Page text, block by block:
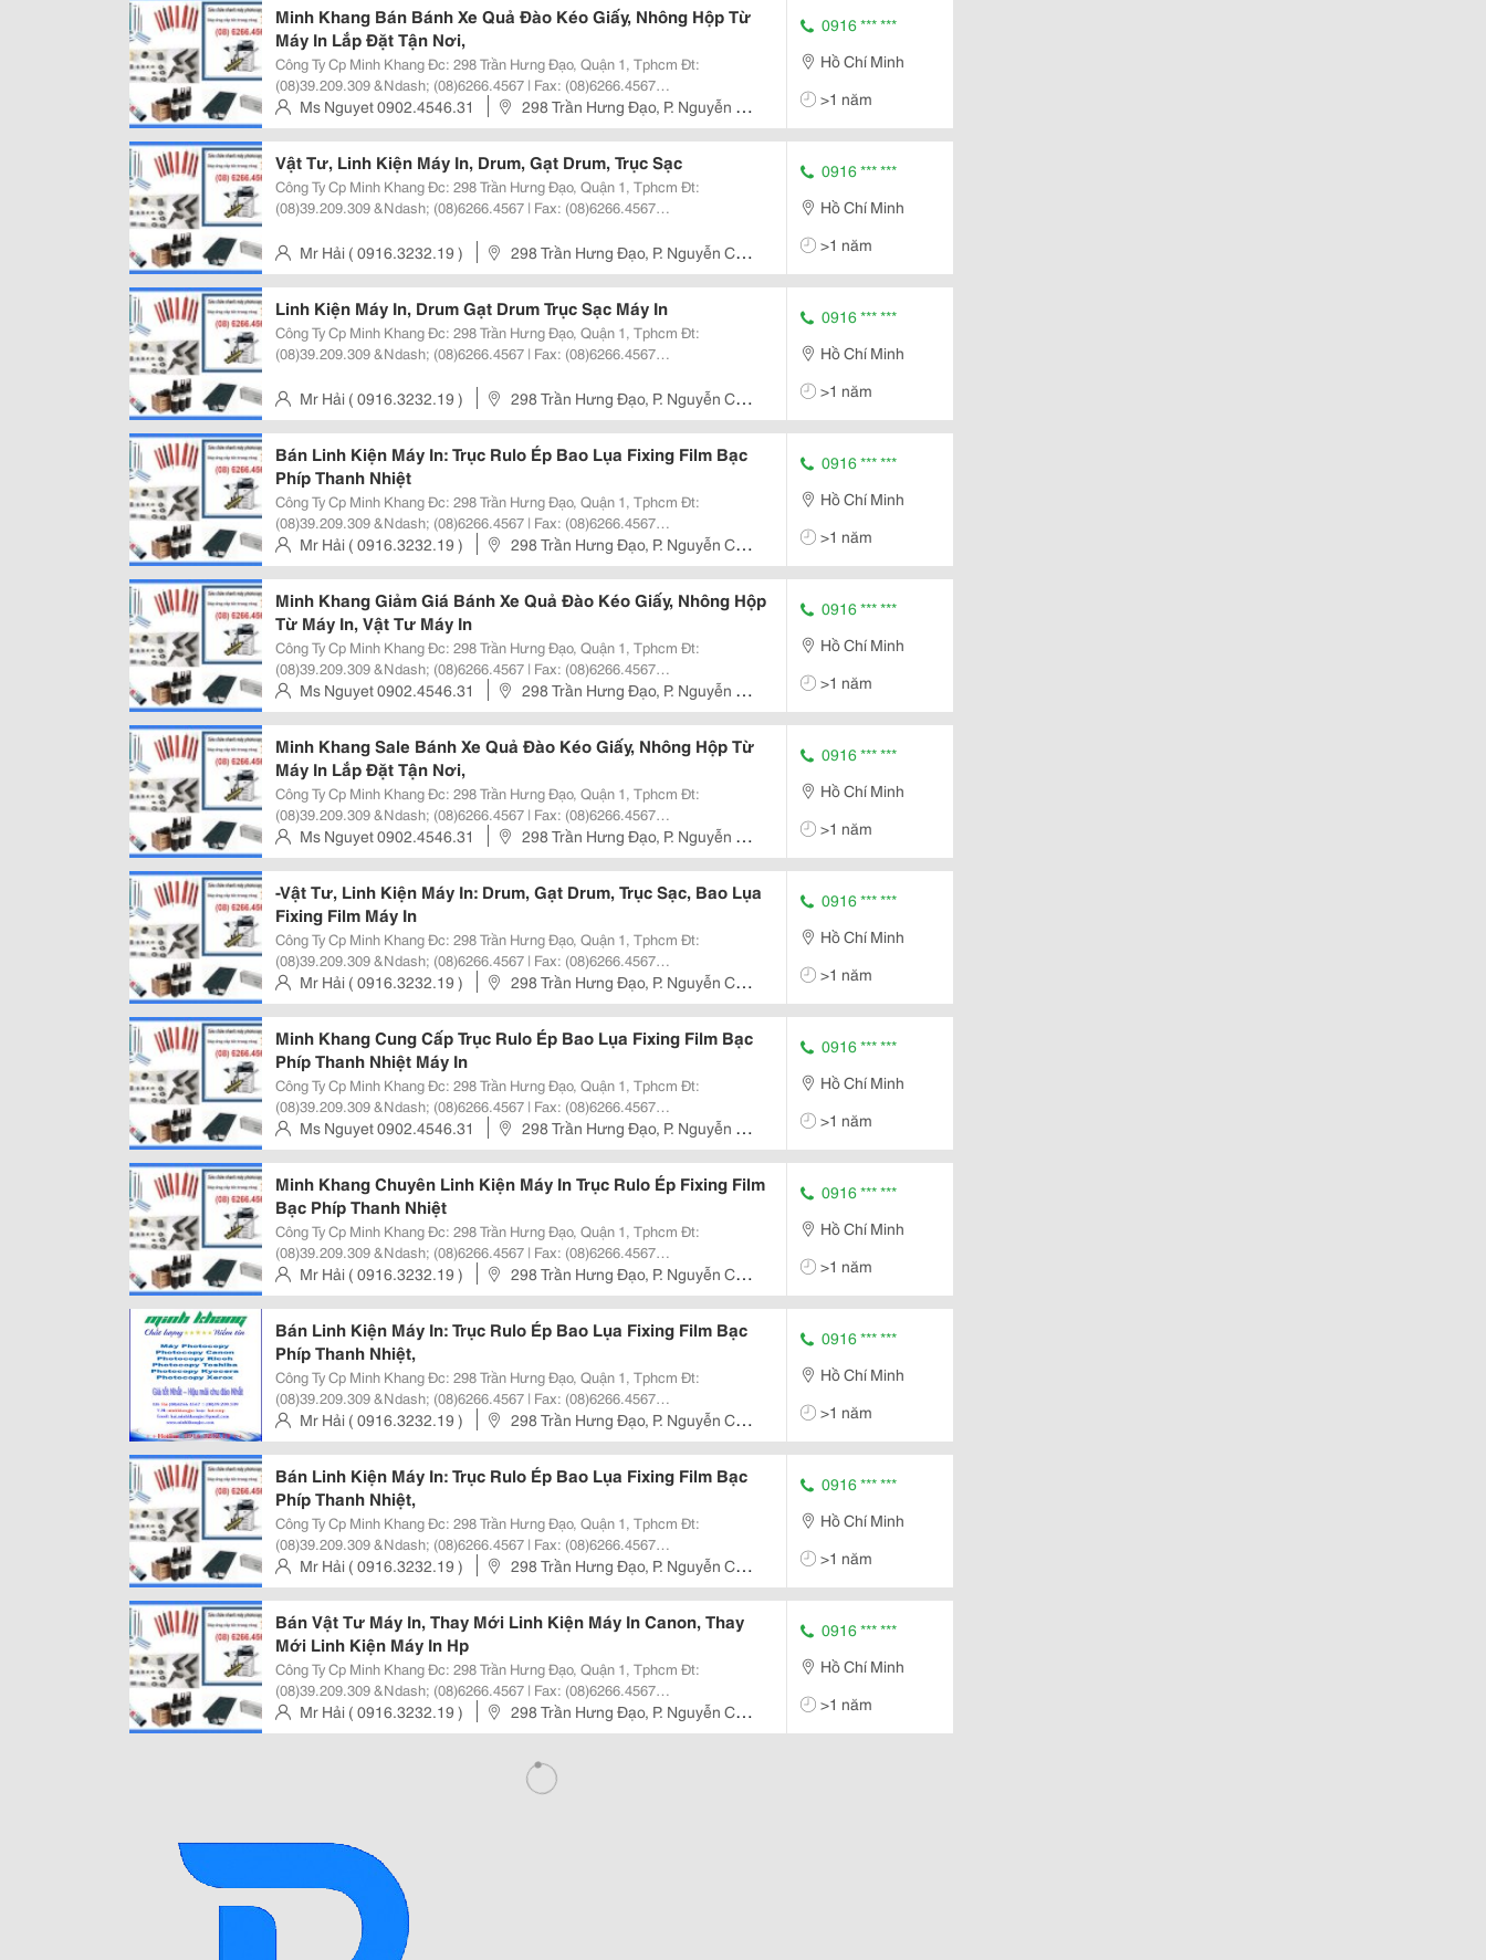
Minh Khang Bán Bánh Xe Quả Đào Kéo Giấy, Nhông Hộp Từ
Máy In Lắp Đặt Tận Nơi,
Công Ty Cp Minh Khang Đc: 298 Trần Hưng Đạo, Quận 1, Tphcm Đt:
(08)39.209.309 &Ndash; (08)6266.4567 | Fax: (08)6266.4567
Http://Minhkhangjsc.com Hoặc Http://Minhkhangjsc.com.vn Nhanh + Hiệu
Quả Cty Cp Minh Khang Kinh Doanh, Dịch
Ms Nguyet 0902.4546.31
298 Trần Hưng Đạo, P. Nguyễn Cư
Trinh, Q.1, Tp Hcm, Viet Nam
0916 *** ***
Hồ Chí Minh
>1 năm
Vật Tư, Linh Kiện Máy In, Drum, Gạt Drum, Trục Sạc
Công Ty Cp Minh Khang Đc: 298 Trần Hưng Đạo, Quận 1, Tphcm Đt:
(08)39.209.309 &Ndash; (08)6266.4567 | Fax: (08)6266.4567
Quả Cty Cp Minh Khang Kinh Doanh, Dịch
Mr Hải ( 0916.3232.19 )
298 Trần Hưng Đạo, P. Nguyễn Cư
Trinh, Q.1, Tp Hcm, Viet Nam
0916 *** ***
Hồ Chí Minh
>1 năm
Linh Kiện Máy In, Drum Gạt Drum Trục Sạc Máy In
Công Ty Cp Minh Khang Đc: 298 Trần Hưng Đạo, Quận 1, Tphcm Đt:
(08)39.209.309 &Ndash; (08)6266.4567 | Fax: (08)6266.4567
Quả Cty Cp Minh Khang Kinh Doanh, Dị
Mr Hải ( 0916.3232.19 )
298 Trần Hưng Đạo, P. Nguyễn Cư
Trinh, Q.1, Tp Hcm, Viet Nam
0916 *** ***
Hồ Chí Minh
>1 năm
Bán Linh Kiện Máy In: Trục Rulo Ép Bao Lụa Fixing Film Bạc
Phíp Thanh Nhiệt
Công Ty Cp Minh Khang Đc: 298 Trần Hưng Đạo, Quận 1, Tphcm Đt:
(08)39.209.309 &Ndash; (08)6266.4567 | Fax: (08)6266.4567
Http://Minhkhangjsc.com Hoặc Http://Minhkhangjsc.com.vn Nhanh + Hiệu
Quả Cty Cp Minh Khang Kinh Doanh, Dịch
Mr Hải ( 0916.3232.19 )
298 Trần Hưng Đạo, P. Nguyễn Cư
Trinh, Q.1, Tp Hcm, Viet Nam
0916 *** ***
Hồ Chí Minh
>1 năm
Minh Khang Giảm Giá Bánh Xe Quả Đào Kéo Giấy, Nhông Hộp
Từ Máy In, Vật Tư Máy In
Công Ty Cp Minh Khang Đc: 298 Trần Hưng Đạo, Quận 1, Tphcm Đt:
(08)39.209.309 &Ndash; (08)6266.4567 | Fax: (08)6266.4567
Http://Minhkhangjsc.com Hoặc Http://Minhkhangjsc.com.vn Nhanh + Hiệu
Quả Cty Cp Minh Khang Kinh Doanh, Dịch
Ms Nguyet 0902.4546.31
298 Trần Hưng Đạo, P. Nguyễn Cư
Trinh, Q.1, Tp Hcm, Viet Nam
0916 *** ***
Hồ Chí Minh
>1 năm
Minh Khang Sale Bánh Xe Quả Đào Kéo Giấy, Nhông Hộp Từ
Máy In Lắp Đặt Tận Nơi,
Công Ty Cp Minh Khang Đc: 298 Trần Hưng Đạo, Quận 1, Tphcm Đt:
(08)39.209.309 &Ndash; (08)6266.4567 | Fax: (08)6266.4567
Http://Minhkhangjsc.com Hoặc Http://Minhkhangjsc.com.vn Nhanh + Hiệu
Quả Cty Cp Minh Khang Kinh Doanh, Dịch
Ms Nguyet 0902.4546.31
298 Trần Hưng Đạo, P. Nguyễn Cư
Trinh, Q.1, Tp Hcm, Viet Nam
0916 *** ***
Hồ Chí Minh
>1 năm
-Vật Tư, Linh Kiện Máy In: Drum, Gạt Drum, Trục Sạc, Bao Lụa
Fixing Film Máy In
Công Ty Cp Minh Khang Đc: 298 Trần Hưng Đạo, Quận 1, Tphcm Đt:
(08)39.209.309 &Ndash; (08)6266.4567 | Fax: (08)6266.4567
Http://Minhkhangjsc.com Hoặc Http://Minhkhangjsc.com.vn Nhanh + Hiệu
Quả Cty Cp Minh Khang Kinh Doanh, Dịch
Mr Hải ( 0916.3232.19 )
298 Trần Hưng Đạo, P. Nguyễn Cư
Trinh, Q.1, Tp Hcm, Viet Nam
0916 *** ***
Hồ Chí Minh
>1 năm
Minh Khang Cung Cấp Trục Rulo Ép Bao Lụa Fixing Film Bạc
Phíp Thanh Nhiệt Máy In
Công Ty Cp Minh Khang Đc: 298 Trần Hưng Đạo, Quận 1, Tphcm Đt:
(08)39.209.309 &Ndash; (08)6266.4567 | Fax: (08)6266.4567
Http://Minhkhangjsc.com Hoặc Http://Minhkhangjsc.com.vn Nhanh + Hiệu
Quả Cty Cp Minh Khang Kinh Doanh, Dịch
Ms Nguyet 0902.4546.31
298 Trần Hưng Đạo, P. Nguyễn Cư
Trinh, Q.1, Tp Hcm, Viet Nam
0916 *** ***
Hồ Chí Minh
>1 năm
Minh Khang Chuyên Linh Kiện Máy In Trục Rulo Ép Fixing Film
Bạc Phíp Thanh Nhiệt
Công Ty Cp Minh Khang Đc: 298 Trần Hưng Đạo, Quận 1, Tphcm Đt:
(08)39.209.309 &Ndash; (08)6266.4567 | Fax: (08)6266.4567
Http://Minhkhangjsc.com Hoặc Http://Minhkhangjsc.com.vn Nhanh + Hiệu
Quả Cty Cp Minh Khang Kinh Doanh, Dị
Mr Hải ( 0916.3232.19 )
298 Trần Hưng Đạo, P. Nguyễn Cư
Trinh, Q.1, Tp Hcm, Viet Nam
0916 *** ***
Hồ Chí Minh
>1 năm
Bán Linh Kiện Máy In: Trục Rulo Ép Bao Lụa Fixing Film Bạc
Phíp Thanh Nhiệt,
Công Ty Cp Minh Khang Đc: 298 Trần Hưng Đạo, Quận 1, Tphcm Đt:
(08)39.209.309 &Ndash; (08)6266.4567 | Fax: (08)6266.4567
Http://Minhkhangjsc.com Hoặc Http://Minhkhangjsc.com.vn Nhanh + Hiệu
Quả Cty Cp Minh Khang Kinh Doanh, Dịch
Mr Hải ( 0916.3232.19 )
298 Trần Hưng Đạo, P. Nguyễn Cư
Trinh, Q.1, Tp Hcm, Viet Nam
0916 *** ***
Hồ Chí Minh
>1 năm
Bán Linh Kiện Máy In: Trục Rulo Ép Bao Lụa Fixing Film Bạc
Phíp Thanh Nhiệt,
Công Ty Cp Minh Khang Đc: 298 Trần Hưng Đạo, Quận 1, Tphcm Đt:
(08)39.209.309 &Ndash; (08)6266.4567 | Fax: (08)6266.4567
Http://Minhkhangjsc.com Hoặc Http://Minhkhangjsc.com.vn Nhanh + Hiệu
Quả Cty Cp Minh Khang Kinh Doanh, Dịch
Mr Hải ( 0916.3232.19 )
298 Trần Hưng Đạo, P. Nguyễn Cư
Trinh, Q.1, Tp Hcm, Viet Nam
0916 *** ***
Hồ Chí Minh
>1 năm
Bán Vật Tư Máy In, Thay Mới Linh Kiện Máy In Canon, Thay
Mới Linh Kiện Máy In Hp
Công Ty Cp Minh Khang Đc: 298 Trần Hưng Đạo, Quận 1, Tphcm Đt:
(08)39.209.309 &Ndash; (08)6266.4567 | Fax: (08)6266.4567
Http://Minhkhangjsc.com Hoặc Http://Minhkhangjsc.com.vn Nhanh + Hiệu
Quả Cty Cp Minh Khang Kinh Doanh, Dịch
Mr Hải ( 0916.3232.19 )
298 Trần Hưng Đạo, P. Nguyễn Cư
Trinh, Q.1, Tp Hcm, Viet Nam
0916 *** ***
Hồ Chí Minh
>1 năm